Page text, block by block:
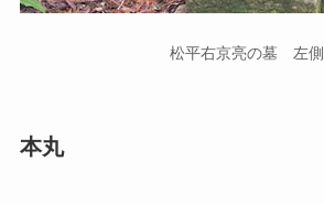
松平右京亮の墓 左側
本丸